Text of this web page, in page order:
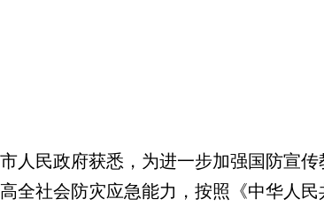
民政府获悉，为进一步加强国防宣传
全社会防灾应急能力，按照《中华人民